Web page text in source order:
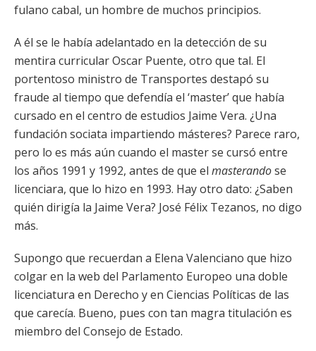
fulano cabal, un hombre de muchos principios.
A él se le había adelantado en la detección de su
mentira curricular Oscar Puente, otro que tal. El
portentoso ministro de Transportes destapó su
fraude al tiempo que defendía el ‘master’ que había
cursado en el centro de estudios Jaime Vera. ¿Una
fundación sociata impartiendo másteres? Parece raro,
pero lo es más aún cuando el master se cursó entre
los años 1991 y 1992, antes de que el masterandose
licenciara, que lo hizo en 1993. Hay otro dato: ¿Saben
quién dirigía la Jaime Vera? José Félix Tezanos, no digo
más.
Supongo que recuerdan a Elena Valenciano que hizo
colgar en la web del Parlamento Europeo una doble
licenciatura en Derecho y en Ciencias Políticas de las
que carecía. Bueno, pues con tan magra titulación es
miembro del Consejo de Estado.